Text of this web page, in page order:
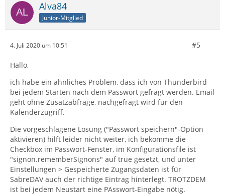
Alva84
Junior-Mitglied
4. Juli 2020 um 10:51 #5
Hallo,
ich habe ein ähnliches Problem, dass ich von Thunderbird
bei jedem Starten nach dem Passwort gefragt werden. Email
geht ohne Zusatzabfrage, nachgefragt wird für den
Kalenderzugriff.
Die vorgeschlagene Lösung ("Passwort speichern"-Option
aktivieren) hilft leider nicht weiter, ich bekomme die
Checkbox im Passwort-Fenster, im Konfigurationsfile ist
"signon.rememberSignons" auf true gesetzt, und unter
Einstellungen > Gespeicherte Zugangsdaten ist für
SabreDAV auch der richtige Eintrag hinterlegt. TROTZDEM
ist bei jedem Neustart eine PAsswort-Eingabe nötig.